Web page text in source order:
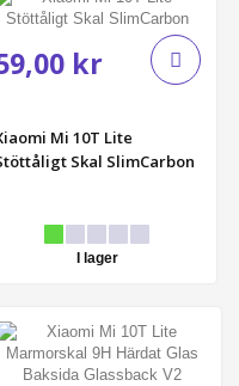
kr
Mi 10T Lite
Skal SlimCarbon
I lager